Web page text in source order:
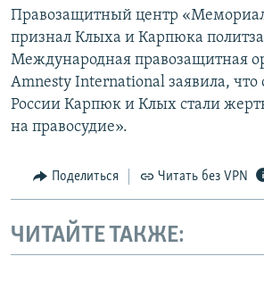
Правозащитный центр
признал Клыха и Карпюка
Международная правозащитная
Amnesty International заявила,
России Карпюк и Клых стали
на правосудие».
Поделиться Читать без VPN
ЧИТАЙТЕ ТАКЖЕ: